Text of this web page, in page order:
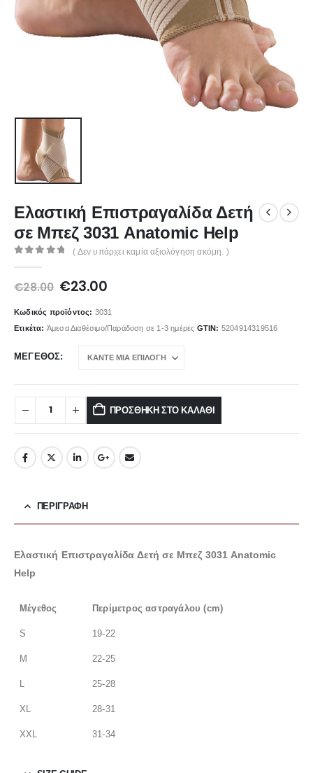
Ελαστική Επιστραγαλίδα Δετή
σε Μπεζ 3031 Anatomic Help
( Δεν υπάρχει καμία αξιολόγηση ακόμη. )
€28.00 Original
was:
€28.00.
€23.00Η
τιμή
είναι:
Κωδικός προϊόντος: 3031
Ετικέτα: Άμεσα Διαθέσιμο/Παράδοση σε 1-3 ημέρες GTIN: 5204914319516
ΜΈΓΕΘΟΣ
ΠΡΟΣΘΉΚΗ ΣΤΟ ΚΑΛΆΘΙ
ΠΕΡΙΓΡΑΦΉ
Ελαστική Επιστραγαλίδα Δετή σε Μπεζ 3031 Anatomic
Help
Μέγεθος Περίμετρος αστραγάλου (cm)
S 19-22
M 22-25
L 25-28
XL 28-31
XXL 31-34